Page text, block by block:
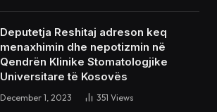
Deputetja Reshitaj adreson keq
menaxhimin dhe nepotizmin në
Qendrën Klinike Stomatologjike
Universitare të Kosovës
December 1, 2023 351 Views